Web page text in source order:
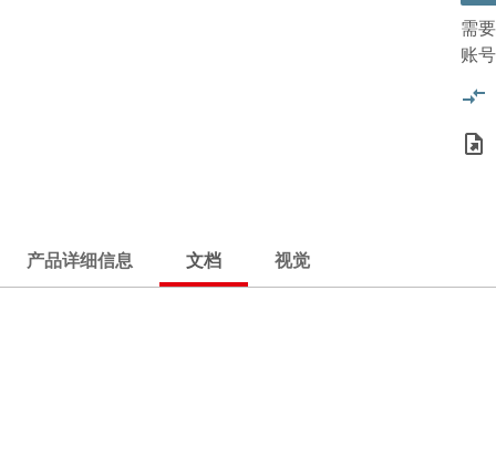
需
账号
产品详细信息 文档 视觉